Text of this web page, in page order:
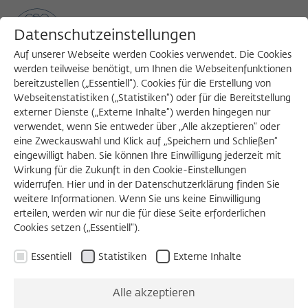
MENU
Search
Datenschutzeinstellungen
Auf unserer Webseite werden Cookies verwendet. Die Cookies
werden teilweise benötigt, um Ihnen die Webseitenfunktionen
bereitzustellen („Essentiell“). Cookies für die Erstellung von
Webseitenstatistiken („Statistiken“) oder für die Bereitstellung
externer Dienste („Externe Inhalte“) werden hingegen nur
verwendet, wenn Sie entweder über „Alle akzeptieren“ oder
eine Zweckauswahl und Klick auf „Speichern und Schließen“
eingewilligt haben. Sie können Ihre Einwilligung jederzeit mit
Wirkung für die Zukunft in den Cookie-Einstellungen
widerrufen. Hier und in der Datenschutzerklärung finden Sie
weitere Informationen. Wenn Sie uns keine Einwilligung
erteilen, werden wir nur die für diese Seite erforderlichen
Cookies setzen („Essentiell“).
Essentiell Statistiken Externe Inhalte
Alle akzeptieren